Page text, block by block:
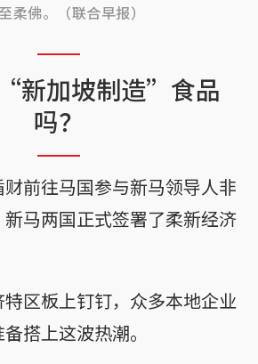
柔佛。（联合早报）
新加坡制造”食品
吗？
前往马国参与新马领导人非
马两国正式签署了柔新经济
区板上钉钉，众多本地企业
搭上这波热潮。